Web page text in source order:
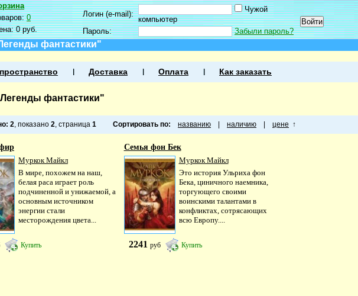
0
0 руб.
Логин (e-mail):
Чужой
компьютер
Пароль:
Забыли пароль?
фантастики"
Доставка Оплата Как заказать
фантастики"
2, показано 2, страница 1 Сортировать по: названию наличию цене ↑
Муркок Майкл
В мире, похожем на наш,
белая раса играет роль
подчиненной и унижаемой, а
основным источником
энергии стали
месторождения цвета...
Купить
Семья фон Бек
Муркок Майкл
Это история Ульриха фон
Бека, циничного наемника,
торгующего своими
воинскими талантами в
конфликтах, сотрясающих
всю Европу....
2241 руб Купить